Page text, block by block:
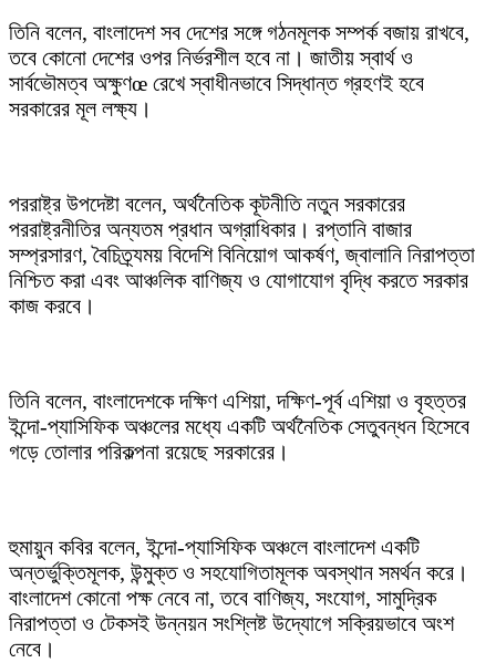
তিনি বলেন, বাংলাদেশ সব দেশের সঙ্গে গঠনমূলক সম্পর্ক বজায় রাখবে,
তবে কোনো দেশের ওপর নির্ভরশীল হবে না। জাতীয় স্বার্থ ও
সার্বভৌমত্ব অক্ষুণœ রেখে স্বাধীনভাবে সিদ্ধান্ত গ্রহণই হবে
সরকারের মূল লক্ষ্য।
পররাষ্ট্র উপদেষ্টা বলেন, অর্থনৈতিক কূটনীতি নতুন সরকারের
পররাষ্ট্রনীতির অন্যতম প্রধান অগ্রাধিকার। রপ্তানি বাজার
সম্প্রসারণ, বৈচিত্র্যময় বিদেশি বিনিয়োগ আকর্ষণ, জ্বালানি নিরাপত্তা
নিশ্চিত করা এবং আঞ্চলিক বাণিজ্য ও যোগাযোগ বৃদ্ধি করতে সরকার
কাজ করবে।
তিনি বলেন, বাংলাদেশকে দক্ষিণ এশিয়া, দক্ষিণ-পূর্ব এশিয়া ও বৃহত্তর
ইন্দো-প্যাসিফিক অঞ্চলের মধ্যে একটি অর্থনৈতিক সেতুবন্ধন হিসেবে
গড়ে তোলার পরিকল্পনা রয়েছে সরকারের।
হুমায়ুন কবির বলেন, ইন্দো-প্যাসিফিক অঞ্চলে বাংলাদেশ একটি
অন্তর্ভুক্তিমূলক, উন্মুক্ত ও সহযোগিতামূলক অবস্থান সমর্থন করে।
বাংলাদেশ কোনো পক্ষ নেবে না, তবে বাণিজ্য, সংযোগ, সামুদ্রিক
নিরাপত্তা ও টেকসই উন্নয়ন সংশ্লিষ্ট উদ্যোগে সক্রিয়ভাবে অংশ
নেবে।